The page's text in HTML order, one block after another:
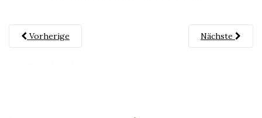
Vorherige Nächste